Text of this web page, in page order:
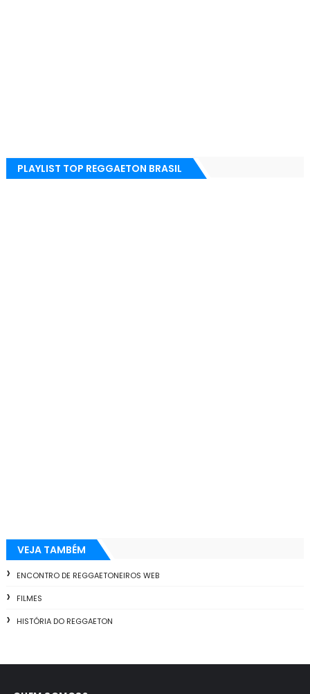
PLAYLIST TOP REGGAETON BRASIL
VEJA TAMBÉM
ENCONTRO DE REGGAETONEIROS WEB
FILMES
HISTÓRIA DO REGGAETON